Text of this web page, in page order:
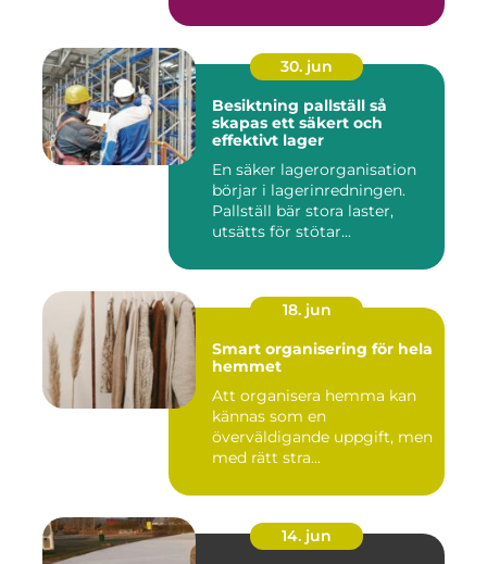
30. jun
Besiktning pallställ så
skapas ett säkert och
effektivt lager
En säker lagerorganisation
börjar i lagerinredningen.
Pallställ bär stora laster,
utsätts för stötar...
18. jun
Smart organisering för hela
hemmet
Att organisera hemma kan
kännas som en
överväldigande uppgift, men
med rätt stra...
14. jun